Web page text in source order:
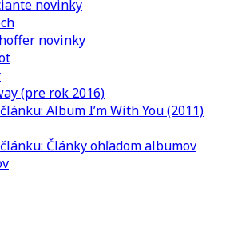
novinky
novinky
(pre rok 2016)
Album I’m With You (2011)
Články ohľadom albumov